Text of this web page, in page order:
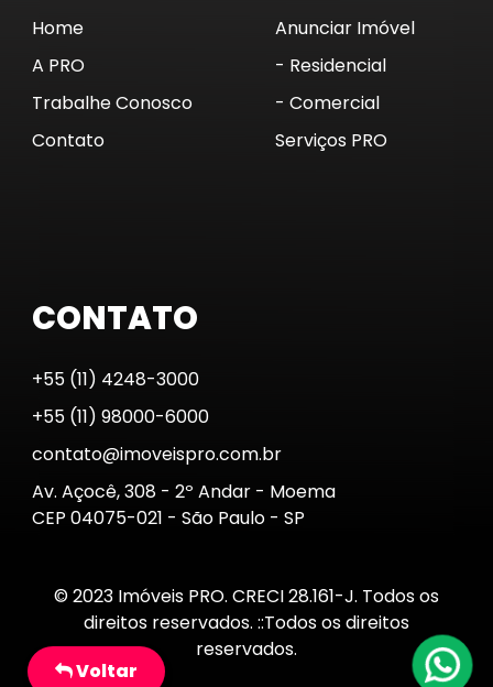
Voltar
Home
A PRO
Trabalhe Conosco
Contato
Anunciar Imóvel
- Residencial
- Comercial
Serviços PRO
CONTATO
+55 (11) 4248-3000
+55 (11) 98000-6000
contato@imoveispro.com.br
Av. Açocê, 308 - 2º Andar - Moema
CEP 04075-021 - São Paulo - SP
© 2023 Imóveis PRO. CRECI 28.161-J. Todos os
direitos reservados. ::Todos os direitos
reservados.